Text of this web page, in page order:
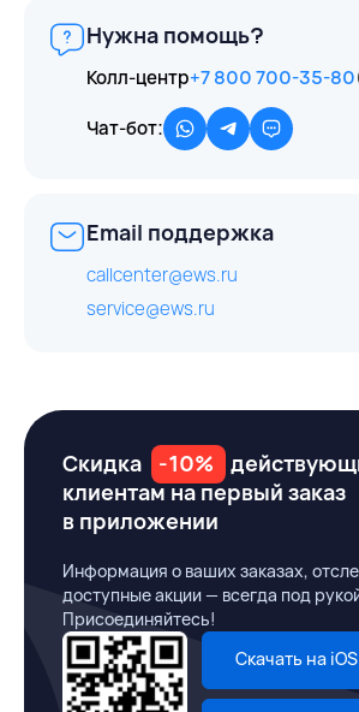
Нужна помощь?
Колл-центр+7 800 700-35-80
Чат-бот:
Email поддержка
callcenter@ews.ru
service@ews.ru
Скидка -10%
клиентам на первый заказ
в приложении
Информация о ваших заказах,
доступные акции — всегда под
Присоединяйтесь!
Скачать на iOS